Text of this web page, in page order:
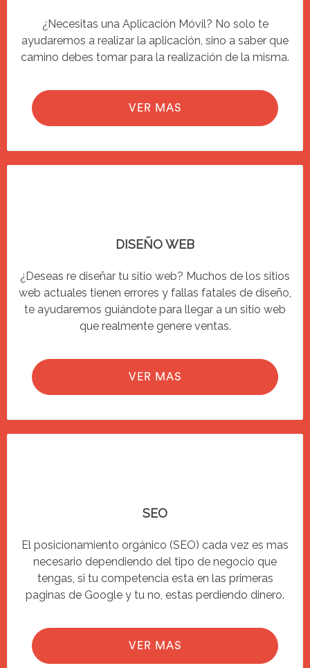
¿Necesitas una Aplicación Móvil? No solo te
ayudaremos a realizar la aplicación, sino a saber que
camino debes tomar para la realización de la misma.
VER MAS
DISEÑO WEB
¿Deseas re diseñar tu sitio web? Muchos de los sitios
web actuales tienen errores y fallas fatales de diseño,
te ayudaremos guiándote para llegar a un sitio web
que realmente genere ventas.
VER MAS
SEO
El posicionamiento orgánico (SEO) cada vez es mas
necesario dependiendo del tipo de negocio que
tengas, si tu competencia esta en las primeras
paginas de Google y tu no, estas perdiendo dinero.
VER MAS